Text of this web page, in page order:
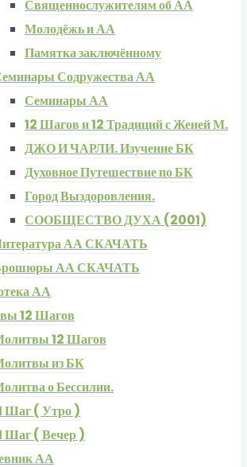
Священнослужителям об АА
Молодёжь и АА
Памятка заключённому
Содружества АА
Семинары АА
12 Шагов и 12 Традиций с Женей М.
ДЖО И ЧАРЛИ. Изучение БК
Духовное Путешествие по БК
Город Выздоровления.
СООБЩЕСТВО ДУХА (2001)
АА СКАЧАТЬ
АА СКАЧАТЬ
АА
12 Шагов
12 Шагов
из БК
о Бессилии.
Шаг ( Утро )
Шаг ( Вечер )
АА